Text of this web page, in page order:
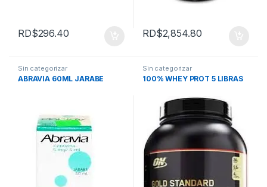
RD$296.40 RD$2,854.80
Sin categorizar
ABRAVIA 60ML JARABE
Sin categorizar
100% WHEY PROT 5 LIBRAS